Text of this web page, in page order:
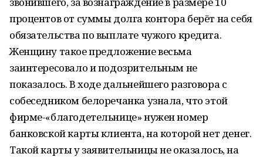
процентов от суммы долга контора берёт на себя
обязательства по выплате чужого кредита.
Женщину такое предложение весьма
заинтересовало и подозрительным не
показалось. В ходе дальнейшего разговора с
собеседником белоречанка узнала, что этой
фирме-«благодетельнице» нужен номер
банковской карты клиента, на которой нет денег.
Такой карты у заявительницы не оказалось, на